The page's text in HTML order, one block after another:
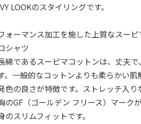
LOOKのスタイリングです。
ォーマンス加工を施した上質なスー
シャツ
綿であるスーピマコットンは、丈夫
。一般的なコットンよりも柔らかい肌
色の良さが特徴です。ストレッチ入り
のGF（ゴールデン フリース）マーク
のスリムフィットです。